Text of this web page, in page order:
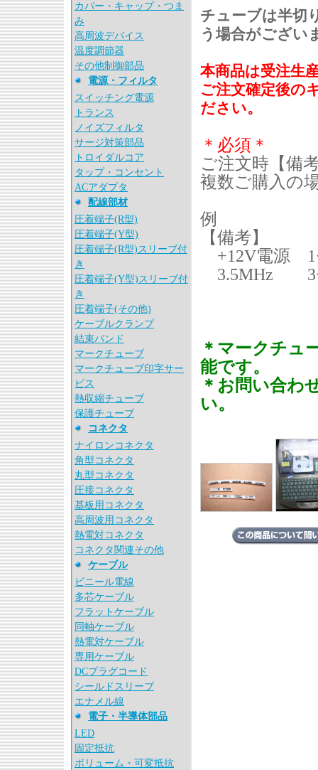
カバー・キャップ・つま
み
高周波デバイス
温度調節器
その他制御部品
電源・フィルタ
スイッチング電源
トランス
ノイズフィルタ
サージ対策部品
トロイダルコア
タップ・コンセント
ACアダプタ
配線部材
圧着端子(R型)
圧着端子(Y型)
圧着端子(R型)スリーブ付
き
圧着端子(Y型)スリーブ付
き
圧着端子(その他)
ケーブルクランプ
結束バンド
マークチューブ
マークチューブ印字サー
ビス
熱収縮チューブ
保護チューブ
コネクタ
ナイロンコネクタ
角型コネクタ
丸型コネクタ
圧接コネクタ
基板用コネクタ
高周波用コネクタ
熱電対コネクタ
コネクタ関連その他
ケーブル
ビニール電線
多芯ケーブル
フラットケーブル
同軸ケーブル
熱電対ケーブル
専用ケーブル
DCプラグコード
シールドスリーブ
エナメル線
電子・半導体部品
LED
固定抵抗
ボリューム・可変抵抗
チューブは半切
う場合がござい
本商品は受注生
ご注文確定後の
ださい。
＊必須＊
ご注文時【備
複数ご購入の
例
【備考】
+12V電源 1
3.5MHz 3
＊マークチュ
能です。
＊お問い合わ
い。